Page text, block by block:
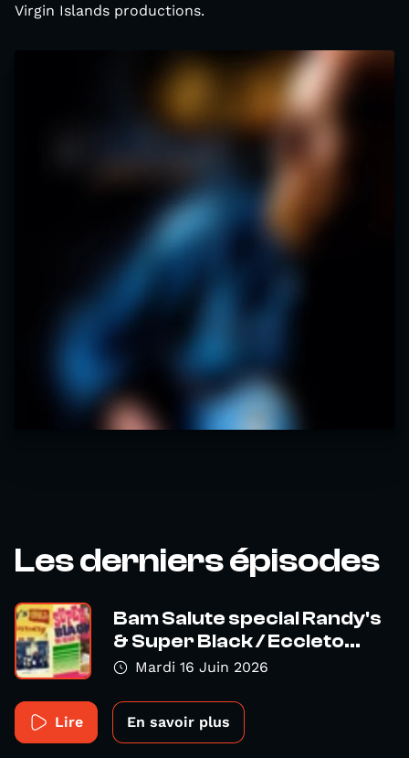
Virgin Islands productions.
Les derniers épisodes
Bam Salute special Randy's
& Super Black / Eccleto...
Mardi 16 Juin 2026
Lire En savoir plus